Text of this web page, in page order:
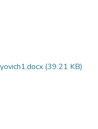
(39.21 KB)